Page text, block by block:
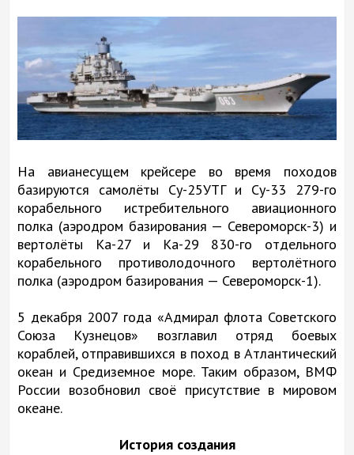
На авианесущем крейсере во время походов
базируются самолёты Су-25УТГ и Су-33 279-го
корабельного истребительного авиационного
полка (аэродром базирования — Североморск-3) и
вертолёты Ка-27 и Ка-29 830-го отдельного
корабельного противолодочного вертолётного
полка (аэродром базирования — Североморск-1).
5 декабря 2007 года «Адмирал флота Советского
Союза Кузнецов» возглавил отряд боевых
кораблей, отправившихся в поход в Атлантический
океан и Средиземное море. Таким образом, ВМФ
России возобновил своё присутствие в мировом
океане.
История создания